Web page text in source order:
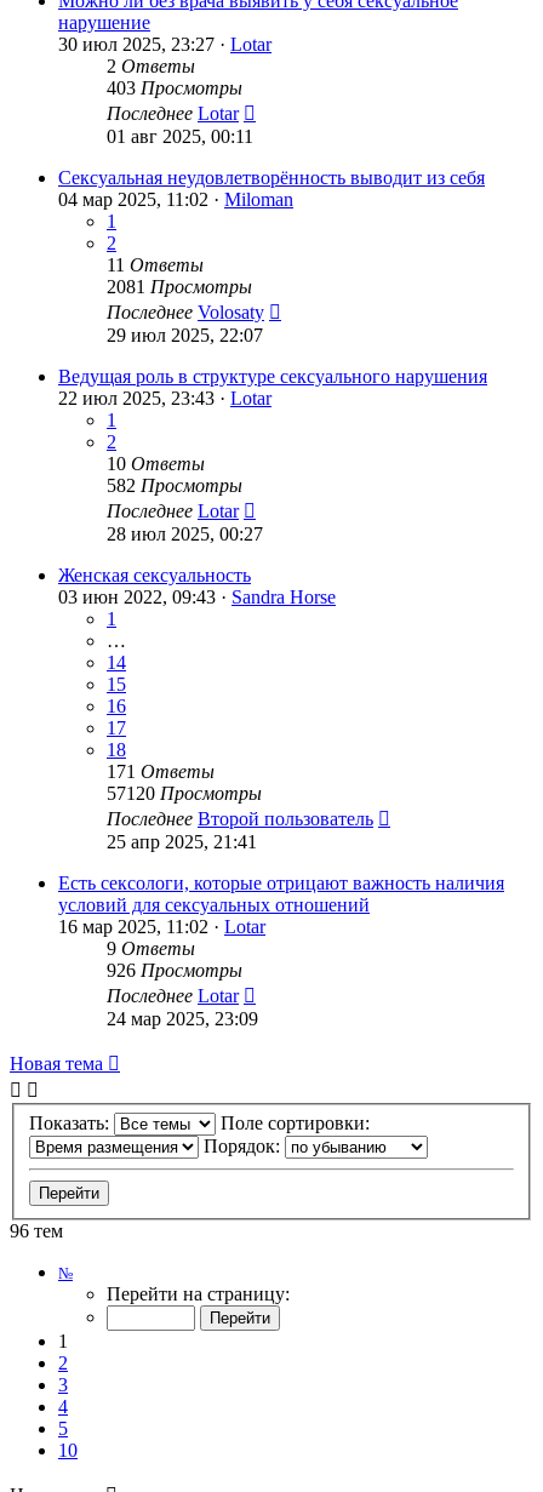
нарушение
30 июл 2025, 23:27 · Lotar
2 Ответы
403 Просмотры
Последнее Lotar
01 авг 2025, 00:11
Сексуальная неудовлетворённость выводит из себя
04 мар 2025, 11:02 · Miloman
1
2
11 Ответы
2081 Просмотры
Последнее Volosaty
29 июл 2025, 22:07
Ведущая роль в структуре сексуального нарушения
22 июл 2025, 23:43 · Lotar
1
2
10 Ответы
582 Просмотры
Последнее Lotar
28 июл 2025, 00:27
Женская сексуальность
03 июн 2022, 09:43 · Sandra Horse
1
…
14
15
16
17
18
171 Ответы
57120 Просмотры
Последнее Второй пользователь
25 апр 2025, 21:41
Есть сексологи, которые отрицают важность наличия
условий для сексуальных отношений
16 мар 2025, 11:02 · Lotar
9 Ответы
926 Просмотры
Последнее Lotar
24 мар 2025, 23:09
Новая тема
Показать:
Поле сортировки:
Порядок:
96 тем
№Страница
из
Перейти на страницу:
1
2
3
4
5
10